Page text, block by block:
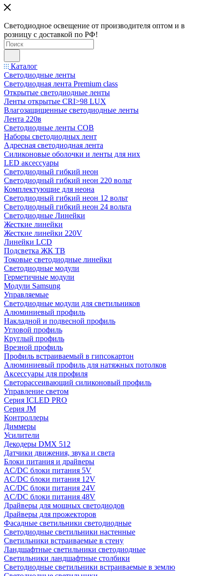
Светодиодное освещение от производителя оптом и в
розницу с доставкой по РФ!
Каталог
Светодиодные ленты
Светодиодная лента Premium class
Открытые светодиодные ленты
Ленты открытые CRI>98 LUX
Влагозащищенные светодиодные ленты
Лента 220в
Светодиодные ленты COB
Наборы светодиодных лент
Адресная светодиодная лента
Силиконовые оболочки и ленты для них
LED аксессуары
Светодиодный гибкий неон
Светодиодный гибкий неон 220 вольт
Комплектующие для неона
Светодиодный гибкий неон 12 вольт
Светодиодный гибкий неон 24 вольта
Светодиодные Линейки
Жесткие линейки
Жесткие линейки 220V
Линейки LCD
Подсветка ЖК ТВ
Токовые светодиодные линейки
Светодиодные модули
Герметичные модули
Модули Samsung
Управляемые
Светодиодные модули для светильников
Алюминиевый профиль
Накладной и подвесной профиль
Угловой профиль
Круглый профиль
Врезной профиль
Профиль встраиваемый в гипсокартон
Алюминиевый профиль для натяжных потолков
Аксессуары для профиля
Светорассеивающий силиконовый профиль
Управление светом
Серия ICLED PRO
Серия JM
Контроллеры
Диммеры
Усилители
Декодеры DMX 512
Датчики движения, звука и света
Блоки питания и драйверы
AC/DC блоки питания 5V
AC/DC блоки питания 12V
AC/DC блоки питания 24V
AC/DC блоки питания 48V
Драйверы для мощных светодиодов
Драйверы для прожекторов
Фасадные светильники светодиодные
Светодиодные светильники настенные
Светильники встраиваемые в стену
Ландшафтные светильники светодиодные
Светильники ландшафтные столбики
Светодиодные светильники встраиваемые в землю